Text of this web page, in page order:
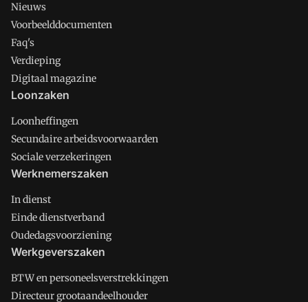
Nieuws
Voorbeelddocumenten
Faq's
Verdieping
Digitaal magazine
Loonzaken
Loonheffingen
Secundaire arbeidsvoorwaarden
Sociale verzekeringen
Werknemerszaken
In dienst
Einde dienstverband
Oudedagsvoorziening
Werkgeverszaken
BTW en personeelsverstrekkingen
Directeur grootaandeelhouder